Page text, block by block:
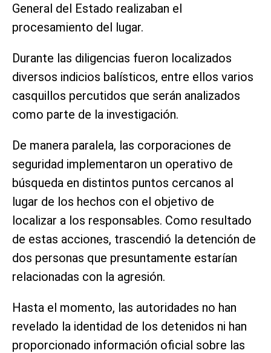
General del Estado realizaban el
procesamiento del lugar.
Durante las diligencias fueron localizados
diversos indicios balísticos, entre ellos varios
casquillos percutidos que serán analizados
como parte de la investigación.
De manera paralela, las corporaciones de
seguridad implementaron un operativo de
búsqueda en distintos puntos cercanos al
lugar de los hechos con el objetivo de
localizar a los responsables. Como resultado
de estas acciones, trascendió la detención de
dos personas que presuntamente estarían
relacionadas con la agresión.
Hasta el momento, las autoridades no han
revelado la identidad de los detenidos ni han
proporcionado información oficial sobre las